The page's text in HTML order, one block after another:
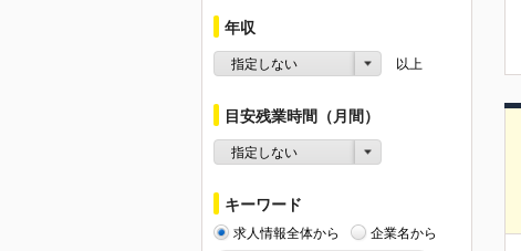
年収
指定しない 以上
目安残業時間（月間）
指定しない
キーワード
求人情報全体から 企業名から